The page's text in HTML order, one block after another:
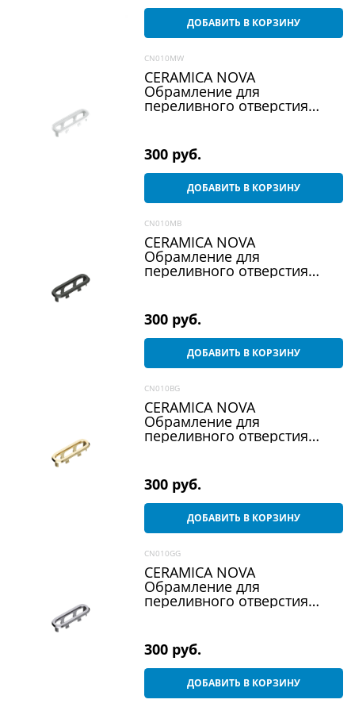
ДОБАВИТЬ В КОРЗИНУ
CN010MW
CERAMICA NOVA
Обрамление для
переливного отверcтия
300 руб.
ДОБАВИТЬ В КОРЗИНУ
CN010MB
CERAMICA NOVA
Обрамление для
переливного отверcтия
CN010MB
300 руб.
ДОБАВИТЬ В КОРЗИНУ
CN010BG
CERAMICA NOVA
Обрамление для
переливного отверcтия
золото CN010BG
300 руб.
ДОБАВИТЬ В КОРЗИНУ
CN010GG
CERAMICA NOVA
Обрамление для
переливного отверcтия
CN010GG
300 руб.
ДОБАВИТЬ В КОРЗИНУ